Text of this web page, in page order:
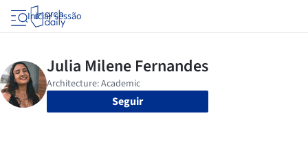
Iniciar sessão
Seguir